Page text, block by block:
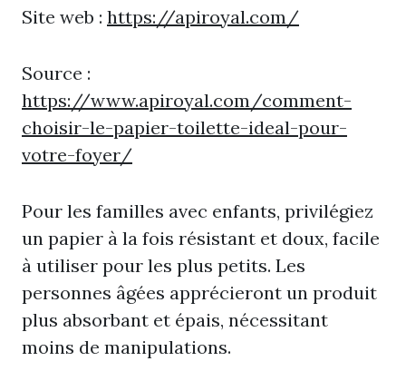
Site web : https://apiroyal.com/
Source :
https://www.apiroyal.com/comment-
choisir-le-papier-toilette-ideal-pour-
votre-foyer/
Pour les familles avec enfants, privilégiez
un papier à la fois résistant et doux, facile
à utiliser pour les plus petits. Les
personnes âgées apprécieront un produit
plus absorbant et épais, nécessitant
moins de manipulations.